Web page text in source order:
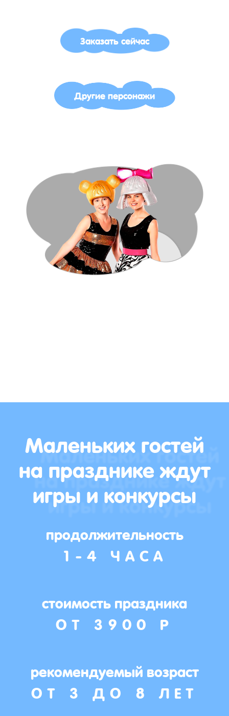
Заказать сейчас
Другие персонажи
Маленьких гостей
на празднике ждут
игры и конкурсы
продолжительность
1-4 ЧАСА
стоимость праздника
ОТ 3900 Р
рекомендуемый возраст
ОТ 3 ДО 8 ЛЕТ